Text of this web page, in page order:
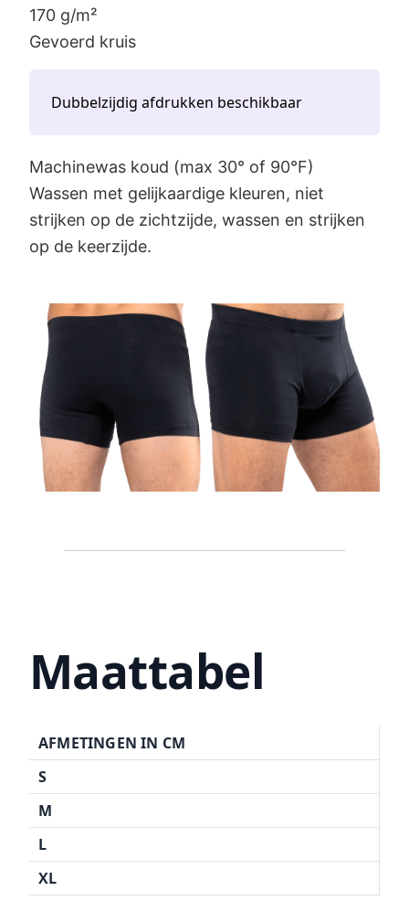
170 g/m²
Gevoerd kruis
Dubbelzijdig afdrukken beschikbaar
Machinewas koud (max 30° of 90°F)
Wassen met gelijkaardige kleuren, niet
strijken op de zichtzijde, wassen en strijken
op de keerzijde.
Maattabel
AFMETINGEN IN CM
S
M
L
XL